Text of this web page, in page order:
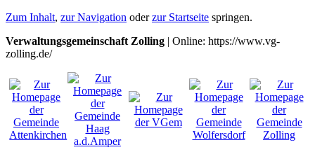
Zum Inhalt, zur Navigation oderzur Startseite springen.
Verwaltungsgemeinschaft Zolling | Online: https://www.vg-
zolling.de/